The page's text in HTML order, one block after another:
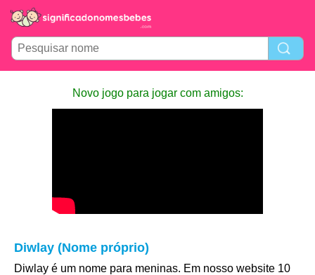
Novo jogo para jogar com amigos:
Diwlay (Nome próprio)
Diwlay é um nome para meninas. Em nosso website 10